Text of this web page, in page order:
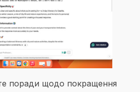
поради щодо покращення